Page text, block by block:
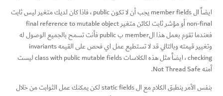
ايضاً ال member fields يجب أن لا تكون public ، فاذا كان لديك متغير ليس ثابت
non-final أو مؤشر ثابت لكائن متغير final reference to mutable object
فعندما تقوم بعمل هذا الmember ب public فأنت تسمح بالجميع الوصول له
وتغيير قيمته وبالتالي قد لا تستطيع عمل اي فحص على القيمه invariants
checking ، ايضاً مثل هذه الكلاسات class with public mutable fields ليست
أمنه Not Thread Safe.
بنفس الأمر ينطبق الكلام مع ال static fields لكن يمكنك عمل الثوابت من خلال